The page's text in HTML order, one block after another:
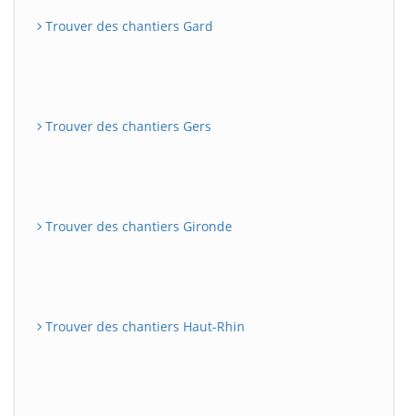
Trouver des chantiers Gard
Trouver des chantiers Gers
Trouver des chantiers Gironde
Trouver des chantiers Haut-Rhin